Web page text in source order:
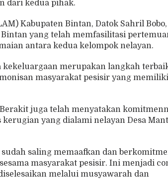
dari kedua pihak.
Kabupaten Bintan, Datok Sahril Bobo,
yang telah memfasilitasi
antara kedua kelompok nelayan.
kekeluargaan merupakan langkah
masyarakat pesisir yang
juga telah menyatakan
yang dialami nelayan Desa
saling memaafkan dan
masyarakat pesisir. Ini menjadi
melalui musyawarah dan